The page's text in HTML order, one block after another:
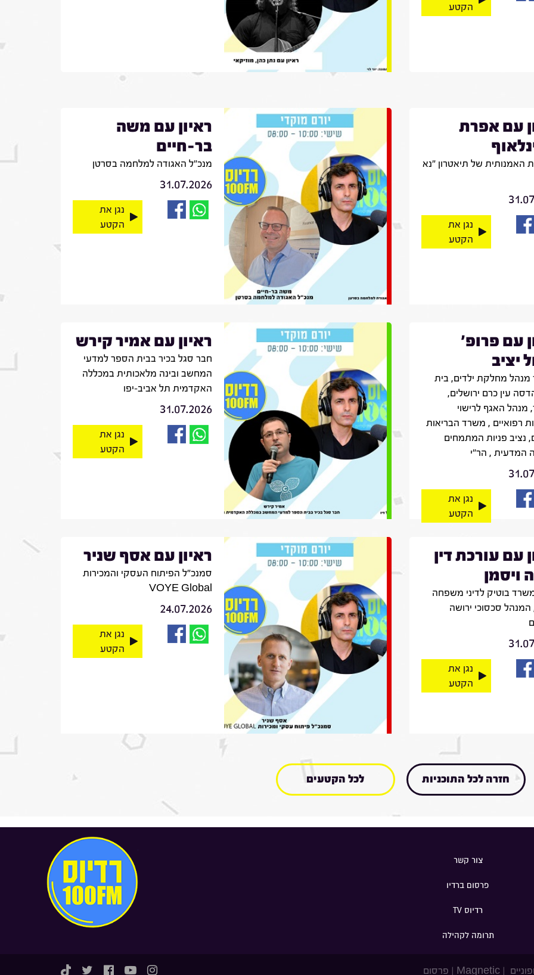
הקטע
עם אפרת
האמנותית של תיאטרון "נא
נגן את
הקטע
ראיון עם משה
בר-חיים
מנכ"ל האגודה למלחמה בסרטן
31.07.2026
נגן את
הקטע
עם פרופ'
יציב
מחלקת ילדים, בית
עין כרם ירושלים,
מנהל האגף לרישוי
רפואיים , משרד הבריאות
נציב פניות המתמחים
המדעית , הר״י
נגן את
הקטע
ראיון עם אמיר קירש
חבר סגל בכיר בבית הספר למדעי
המחשב ובינה מלאכותית במכללה
האקדמית תל אביב-יפו
31.07.2026
נגן את
הקטע
עם עורכת דין
ויסמן
בוטיק לדיני משפחה
המנהל סכסוכי ירושה
נגן את
הקטע
ראיון עם אסף שניר
סמנכ"ל הפיתוח העסקי והמכירות
VOYE Global
24.07.2026
נגן את
הקטע
חזרה לכל התוכניות לכל הקטעים
צור קשר
פרסום ברדיו
רדיוס TV
תרומה לקהילה
|
Magnetic
| פרסום